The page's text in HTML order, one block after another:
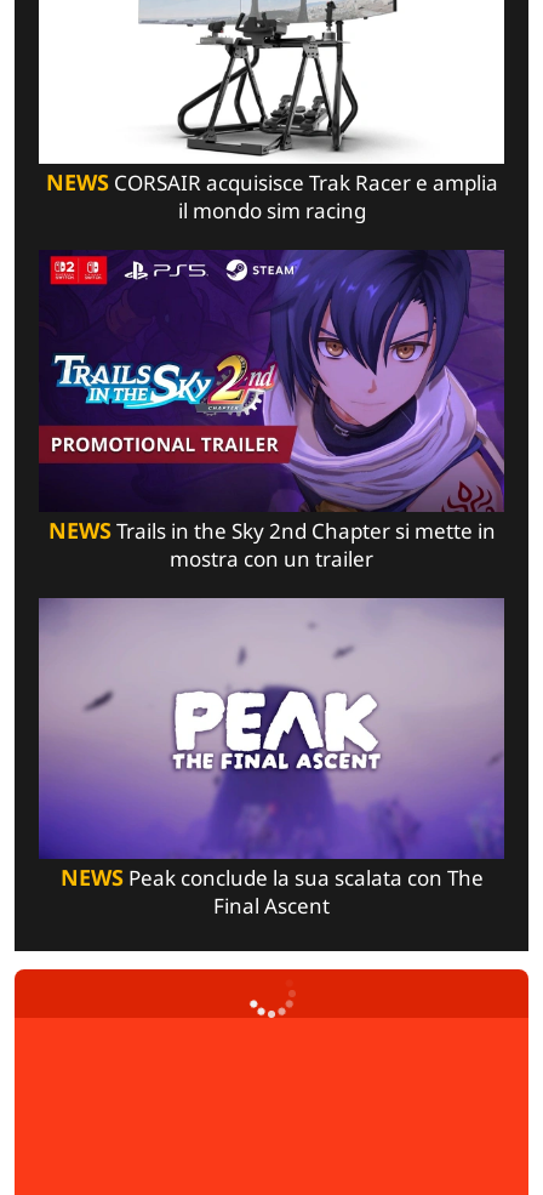
NEWSCORSAIR acquisisce Trak Racer e amplia
il mondo sim racing
NEWSTrails in the Sky 2nd Chapter si mette in
mostra con un trailer
NEWSPeak conclude la sua scalata con The
Final Ascent